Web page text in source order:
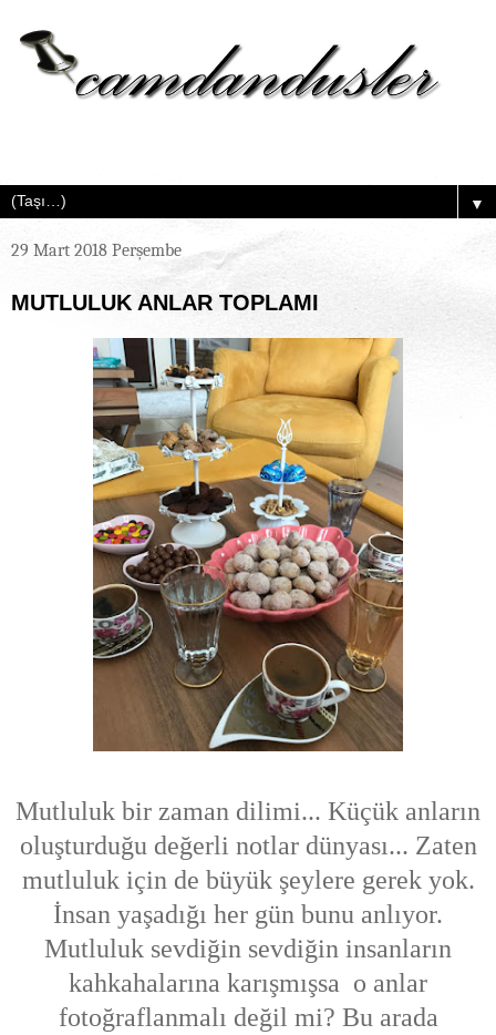
▼
29 Mart 2018 Perşembe
MUTLULUK ANLAR TOPLAMI
Mutluluk bir zaman dilimi... Küçük anların
oluşturduğu değerli notlar dünyası... Zaten
mutluluk için de büyük şeylere gerek yok.
İnsan yaşadığı her gün bunu anlıyor.
Mutluluk sevdiğin sevdiğin insanların
kahkahalarına karışmışsa o anlar
fotoğraflanmalı değil mi? Bu arada